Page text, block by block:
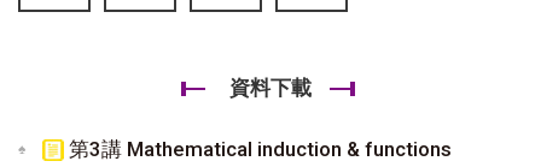
資料下載
第3講 Mathematical induction & functions